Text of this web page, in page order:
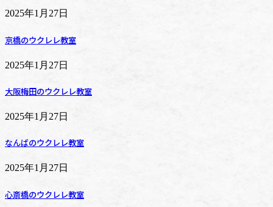
2025年1月27日
京橋のウクレレ教室
2025年1月27日
大阪梅田のウクレレ教室
2025年1月27日
なんばのウクレレ教室
2025年1月27日
心斎橋のウクレレ教室